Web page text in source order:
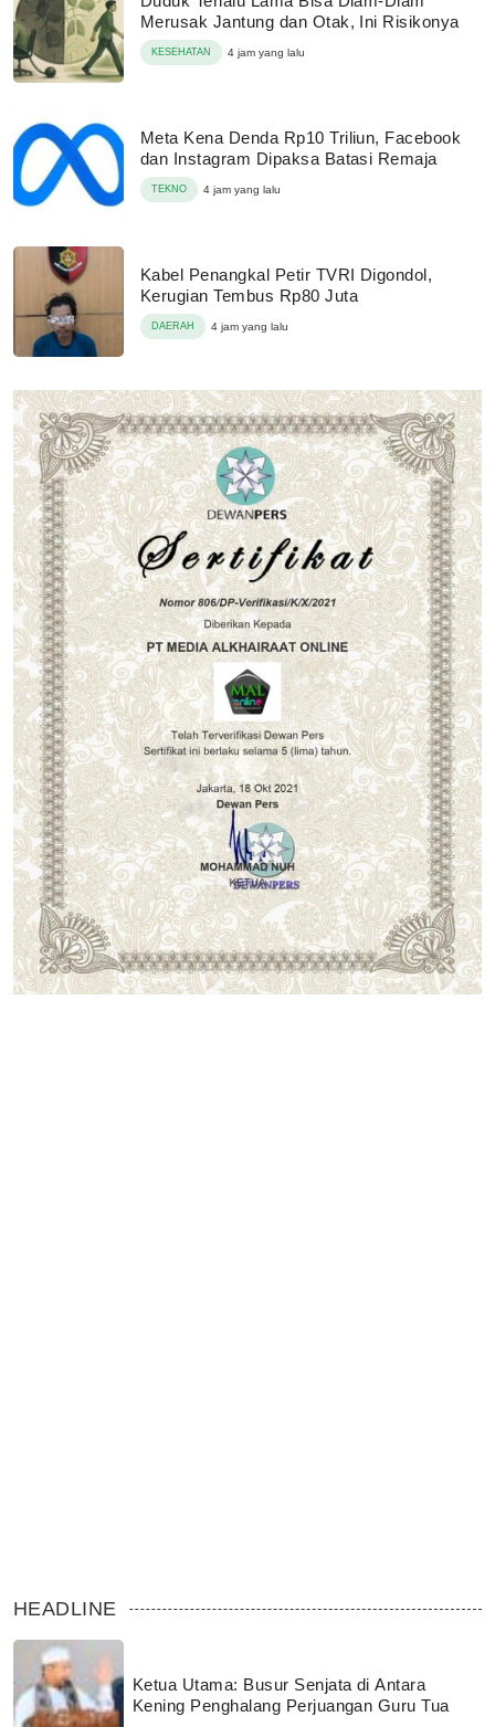
Merusak Jantung dan Otak, Ini Risikonya
KESEHATAN 4 jam yang lalu
Meta Kena Denda Rp10 Triliun, Facebook
dan Instagram Dipaksa Batasi Remaja
TEKNO 4 jam yang lalu
Kabel Penangkal Petir TVRI Digondol,
Kerugian Tembus Rp80 Juta
DAERAH 4 jam yang lalu
HEADLINE
Ketua Utama: Busur Senjata di Antara
Kening Penghalang Perjuangan Guru Tua